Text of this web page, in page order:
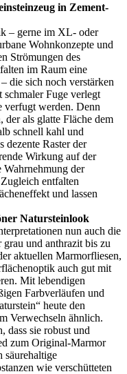
in Zement-
– gerne im XL- oder
Wohnkonzepte und
Strömungen des
im Raum eine
die sich noch verstärken
Fuge verlegt
verfugt werden. Denn
der als glatte Fläche dem
schnell kahl und
dezente Raster der
Wirkung auf der
Wahrnehmung der
entfalten
und lassen
Natursteinlook
nun auch die
und anthrazit bis zu
aktuellen Marmorfliesen,
auch gut mit
Mit lebendigen
Farbverläufen und
heute den
Verwechseln ähnlich.
dass sie robust und
zum Original-Marmor
säurehaltige
wie verschütteten